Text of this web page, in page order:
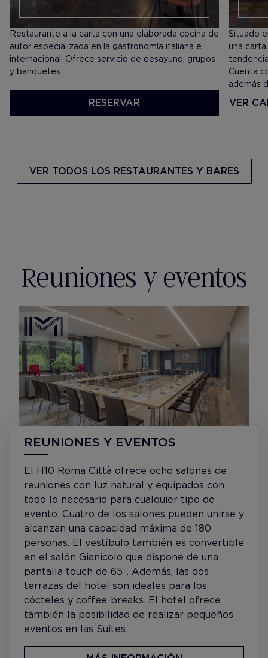
Restaurante a la carta con una elaborada cocina de
autor especializada en la gastronomía italiana e
internacional. Ofrece servicio de desayuno, grupos
y banquetes.
RESERVAR
Situado
una
Cuenta
además
VER
VER TODOS LOS RESTAURANTES Y BARES
Reuniones y eventos
REUNIONES Y EVENTOS
El H10 Roma Città ofrece ocho salones de
reuniones con luz natural y equipados con
todo lo necesario para cualquier tipo de
evento. Cuatro de los salones pueden unirse y
alcanzan una capacidad máxima de 180
personas. El vestíbulo también es convertible
en el salón Gianicolo que dispone de una
pantalla touch de 65”. Además, las dos
terrazas del hotel son ideales para los
cócteles y coffee-breaks. El hotel ofrece
también la posibilidad de realizar pequeños
eventos en las Suites.